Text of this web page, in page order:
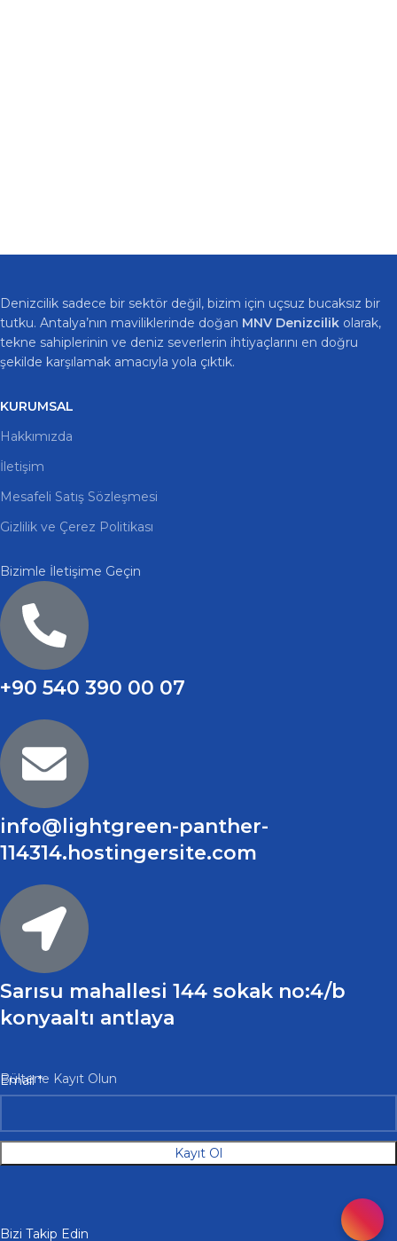
Denizcilik sadece bir sektör değil, bizim için uçsuz bucaksız bir
tutku. Antalya’nın maviliklerinde doğan MNV Denizcilik olarak,
tekne sahiplerinin ve deniz severlerin ihtiyaçlarını en doğru
şekilde karşılamak amacıyla yola çıktık.
KURUMSAL
Hakkımızda
İletişim
Mesafeli Satış Sözleşmesi
Gizlilik ve Çerez Politikası
Bizimle İletişime Geçin
+90 540 390 00 07
info@lightgreen-panther-
114314.hostingersite.com
Sarısu mahallesi 144 sokak no:4/b
konyaaltı antlaya
Bültene Kayıt Olun
Email*
Kayıt Ol
Bizi Takip Edin